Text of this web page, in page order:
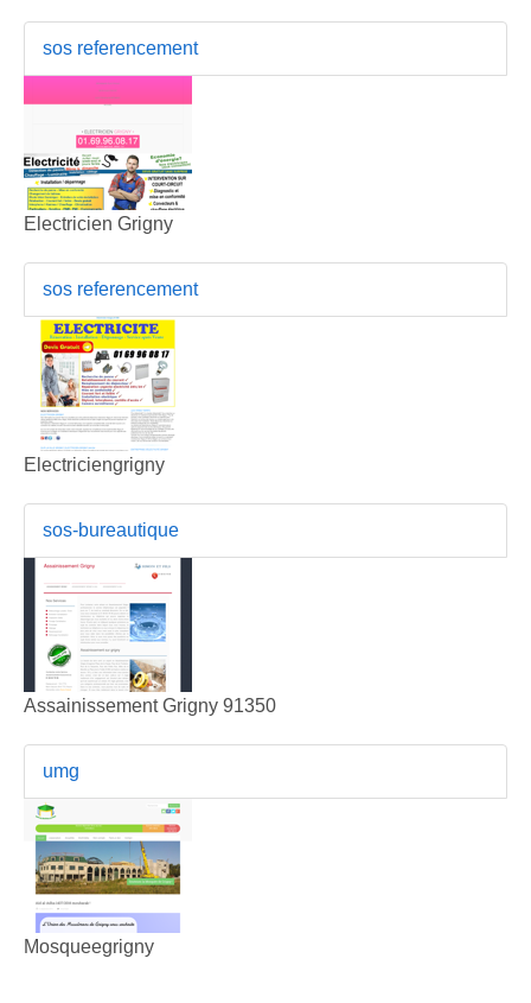
sos referencement
Electricien Grigny
sos referencement
Electriciengrigny
sos-bureautique
Assainissement Grigny 91350
umg
Mosqueegrigny